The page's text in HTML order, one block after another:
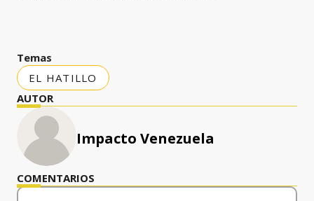
Temas
EL HATILLO
AUTOR
Impacto Venezuela
COMENTARIOS